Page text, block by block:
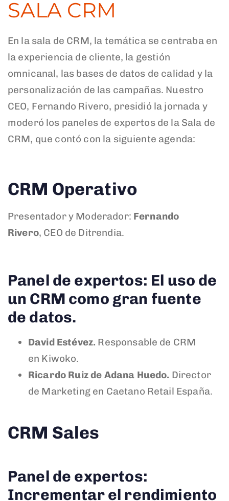
SALA CRM
En la sala de CRM, la temática se centraba en
la experiencia de cliente, la gestión
omnicanal, las bases de datos de calidad y la
personalización de las campañas. Nuestro
CEO, Fernando Rivero, presidió la jornada y
moderó los paneles de expertos de la Sala de
CRM, que contó con la siguiente agenda:
CRM Operativo
Presentador y Moderador: Fernando
Rivero, CEO de Ditrendia.
Panel de expertos: El uso de
un CRM como gran fuente
de datos.
David Estévez. Responsable de CRM
en Kiwoko.
Ricardo Ruiz de Adana Huedo. Director
de Marketing en Caetano Retail España.
CRM Sales
Panel de expertos:
Incrementar el rendimiento